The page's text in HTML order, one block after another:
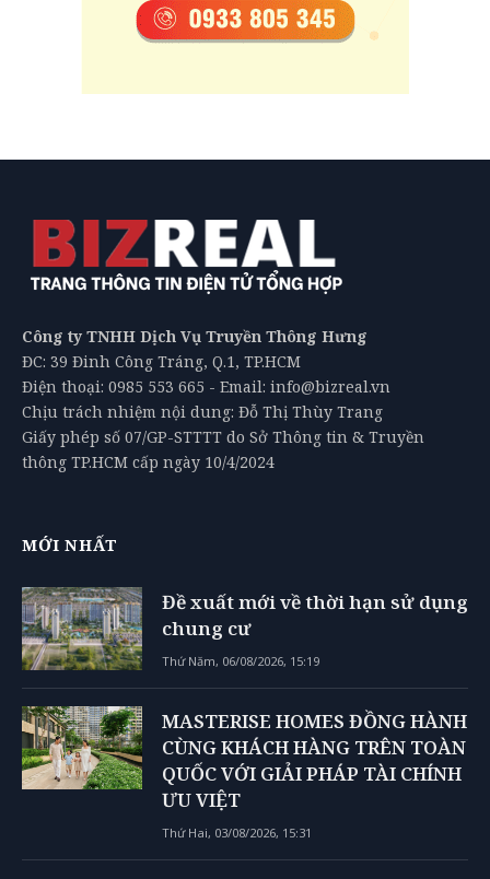
Công ty TNHH Dịch Vụ Truyền Thông Hưng
ĐC: 39 Đinh Công Tráng, Q.1, TP.HCM
Điện thoại: 0985 553 665 - Email: info@bizreal.vn
Chịu trách nhiệm nội dung: Đỗ Thị Thùy Trang
Giấy phép số 07/GP-STTTT do Sở Thông tin & Truyền
thông TP.HCM cấp ngày 10/4/2024
MỚI NHẤT
Đề xuất mới về thời hạn sử dụng
chung cư
Thứ Năm, 06/08/2026, 15:19
MASTERISE HOMES ĐỒNG HÀNH
CÙNG KHÁCH HÀNG TRÊN TOÀN
QUỐC VỚI GIẢI PHÁP TÀI CHÍNH
ƯU VIỆT
Thứ Hai, 03/08/2026, 15:31